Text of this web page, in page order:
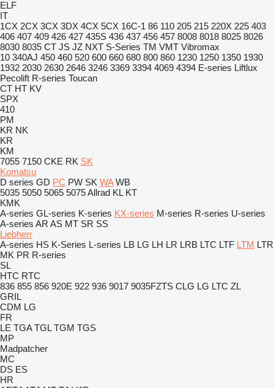
ELF
IT
1CX 2CX 3CX 3DX 4CX 5CX 16C-1 86 110 205 215 220X 225 403
406 407 409 426 427 435S 436 437 456 457 8008 8018 8025 8026
8030 8035 CT JS JZ NXT S-Series TM VMT Vibromax
10 340AJ 450 460 520 600 660 680 800 860 1230 1250 1350 1930
1932 2030 2630 2646 3246 3369 3394 4069 4394 E-series Liftlux
Pecolift R-series Toucan
CT HT KV
SPX
410
PM
KR NK
KR
KM
7055 7150 CKE RK SK
Komatsu
D series GD PC PW SK WA WB
5035 5050 5065 5075Allrad KL KT
KMK
A-series GL-series K-series KX-series M-series R-series U-series
A-series AR AS MT SR SS
Liebherr
A-series HS K-Series L-series LB LG LH LR LRB LTC LTF LTM LTR
MK PR R-series
SL
HTC RTC
836 855 856 920E 922 936 9017 9035FZTS CLG LG LTC ZL
GRIL
CDM LG
FR
LE TGA TGL TGM TGS
MP
Madpatcher
MC
DS ES
HR